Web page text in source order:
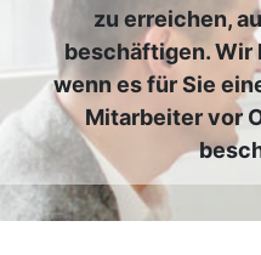
zu erreichen,
beschäftigen. Wir
wenn es für Sie
Mitarbeiter vor